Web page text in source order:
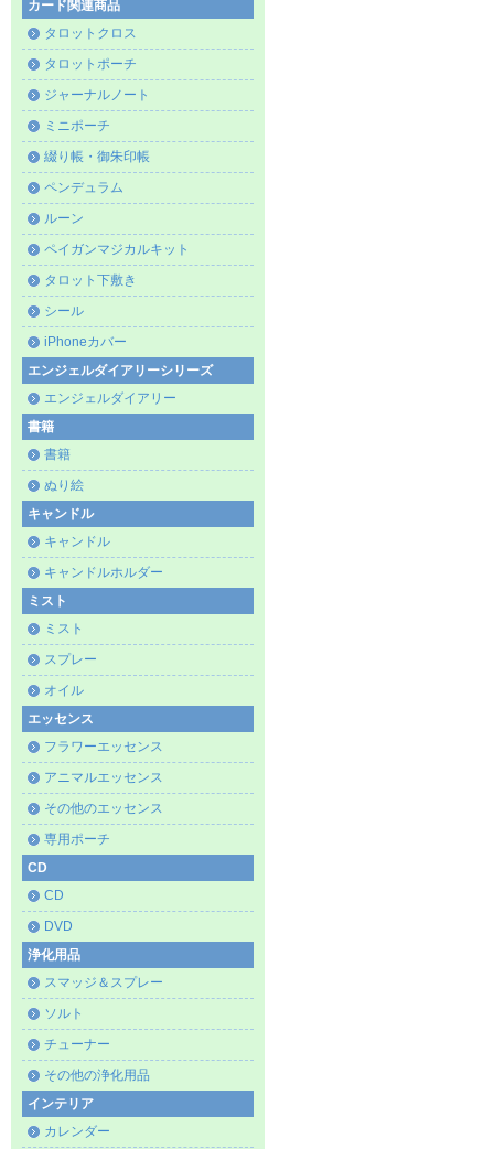
カード関連商品
タロットクロス
タロットポーチ
ジャーナルノート
ミニポーチ
綴り帳・御朱印帳
ペンデュラム
ルーン
ペイガンマジカルキット
タロット下敷き
シール
iPhoneカバー
エンジェルダイアリーシリーズ
エンジェルダイアリー
書籍
書籍
ぬり絵
キャンドル
キャンドル
キャンドルホルダー
ミスト
ミスト
スプレー
オイル
エッセンス
フラワーエッセンス
アニマルエッセンス
その他のエッセンス
専用ポーチ
CD
CD
DVD
浄化用品
スマッジ＆スプレー
ソルト
チューナー
その他の浄化用品
インテリア
カレンダー